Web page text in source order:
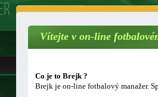
Vítejte v on-line
Co je to Brejk ?
Brejk je on-line fotbalový manažer.